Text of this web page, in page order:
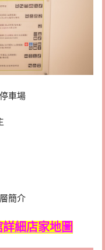
車場
簡介
細店家地圖